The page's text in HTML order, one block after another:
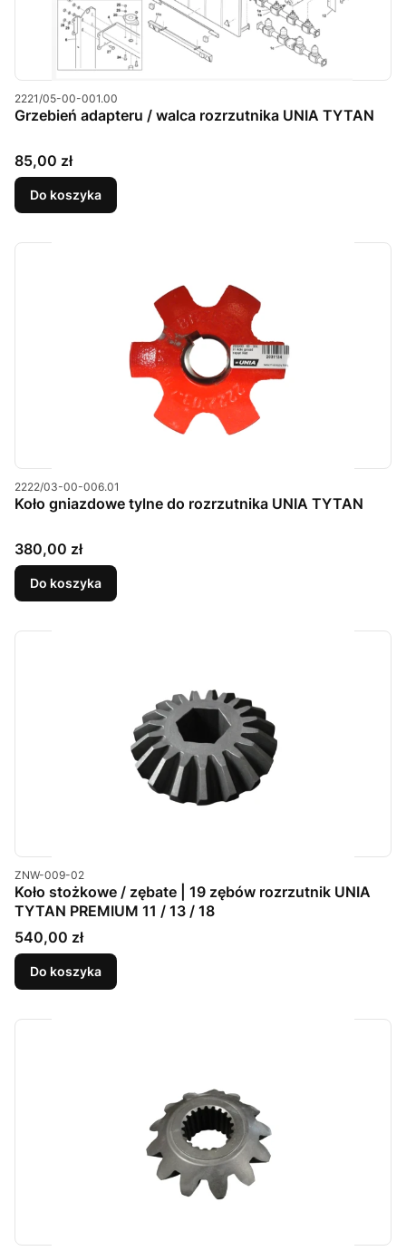
Kod produktu
2221/05-00-001.00
Grzebień adapteru / walca rozrzutnika UNIA TYTAN
Cena
85,00 zł
Do koszyka
Kod produktu
2222/03-00-006.01
Koło gniazdowe tylne do rozrzutnika UNIA TYTAN
Cena
380,00 zł
Do koszyka
Kod produktu
ZNW-009-02
Koło stożkowe / zębate | 19 zębów rozrzutnik UNIA
TYTAN PREMIUM 11 / 13 / 18
Cena
540,00 zł
Do koszyka